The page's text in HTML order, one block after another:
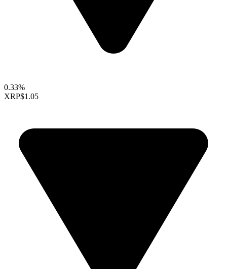
0.33%
XRP$1.05